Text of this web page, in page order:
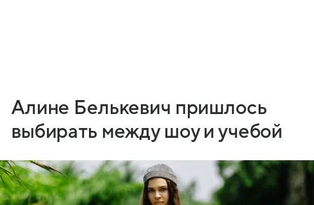
Алине Белькевич пришлось
выбирать между шоу и учебой